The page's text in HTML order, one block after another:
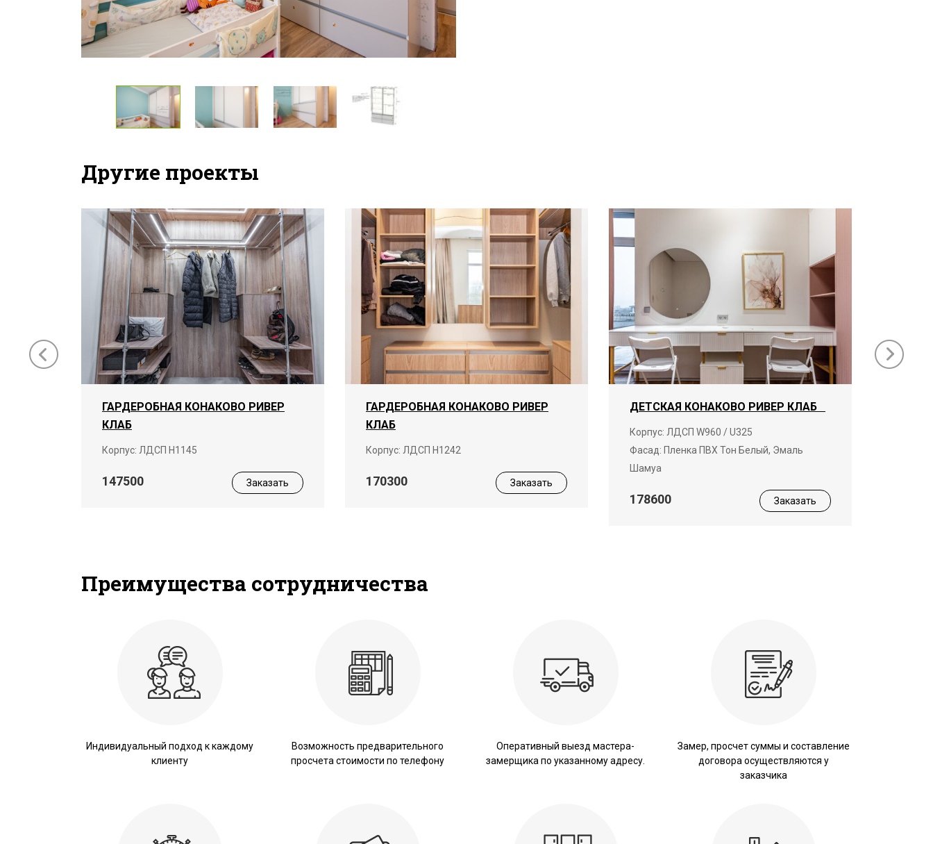
Другие проекты
ГАРДЕРОБНАЯ КОНАКОВО РИВЕР
КЛАБ
Корпус: ЛДСП Н1145
147500 Заказать
ГАРДЕРОБНАЯ КОНАКОВО РИВЕР
КЛАБ
Корпус: ЛДСП Н1242
170300 Заказать
ДЕТСКАЯ КОНАКОВО РИВЕР КЛАБ
Корпус: ЛДСП W960 / U325
Фасад: Пленка ПВХ Тон Белый, Эмаль
Шамуа
178600 Заказать
Преимущества сотрудничества
Индивидуальный подход к каждому
клиенту
Возможность предварительного
просчета стоимости по телефону
Оперативный выезд мастера-
замерщика по указанному адресу.
Замер, просчет суммы и составление
договора осуществляются у
заказчика